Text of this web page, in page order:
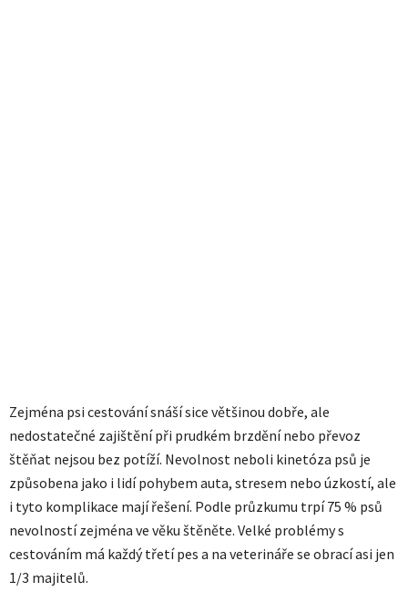
Zejména psi cestování snáší sice většinou dobře, ale
nedostatečné zajištění při prudkém brzdění nebo převoz
štěňat nejsou bez potíží. Nevolnost neboli kinetóza psů je
způsobena jako i lidí pohybem auta, stresem nebo úzkostí, ale
i tyto komplikace mají řešení. Podle průzkumu trpí 75 % psů
nevolností zejména ve věku štěněte. Velké problémy s
cestováním má každý třetí pes a na veterináře se obrací asi jen
1/3 majitelů.